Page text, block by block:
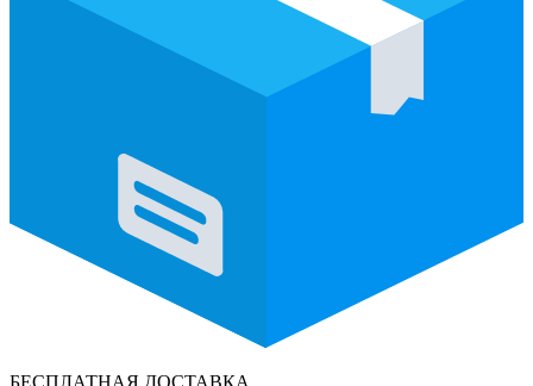
БЕСПЛАТНАЯ ДОСТАВКА